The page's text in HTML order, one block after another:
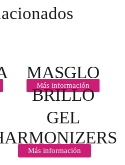
MASGLO
BRILLO
GEL
Más información
Más información